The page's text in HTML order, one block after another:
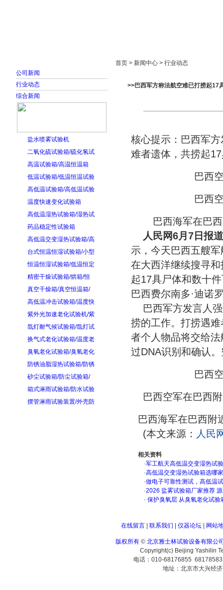
公司新闻
行业动态
综合新闻
盐水喷雾试验机
二氧化硫试验箱/硫化氢试
高温试验箱/高温恒温箱
低温试验箱/低温恒温试验
高低温试验箱/高低温试验
温度快速变化试验箱
高低温湿热试验箱/湿热试
药品稳定性试验箱
高低温交变湿热试验箱/高
台式恒温恒湿试验箱/小型
恒温恒湿试验箱/低温恒定
精密干燥试验箱/烘箱/恒
真空干燥箱/真空恒温箱/
高低温冲击试验箱/温度快
紫外光加速老化试验机/紫
氙灯耐气候试验箱/氙灯试
换气式老化试验箱/温度老
臭氧老化试验箱/臭氧老化
防锈油脂湿热试验箱/防锈
砂尘试验箱/防尘试验箱/
箱式淋雨试验箱/防水试验
摆管淋雨试验装置/外壳防
首页 > 新闻中心 > 行业动态
>>巴西军方称法航空难已打捞起17
核心提示：巴西军
难者遗体，共捞起
巴西
巴西
巴西海军在巴
人民网6月7日报
示，今天巴西五艘
在大西洋继续搜寻
起17具尸体和数十
巴西费尔南多·迪诺
巴西军方发言人
捞的工作。打捞遇
者个人物品将交给
过DNA识别和确认
巴西
巴西空军在巴西
巴西海军在巴西附
(本文来源： 人民
相关资料
·军工航天高低温交变湿热试
·高低温交变湿热试验箱选哪
·做电子可靠性测试，高低温
·2026 盐雾试验箱厂家推荐
· 保护臭氧层 从臭氧老化试验
在线留言| 联系我们 仪器论坛| 网站
版权所有 © 北京雅士林试验设备有限公
Copyright(c) Beijing Yashilin
电话：010-68176855
地址：北京市大兴经